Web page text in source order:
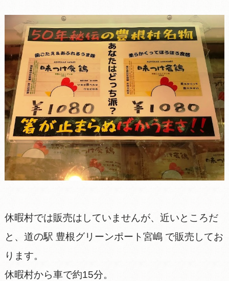
休暇村では販売はしていませんが、近いところだ
と、道の駅 豊根グリーンポート宮嶋 で販売してお
ります。
休暇村から車で約15分。